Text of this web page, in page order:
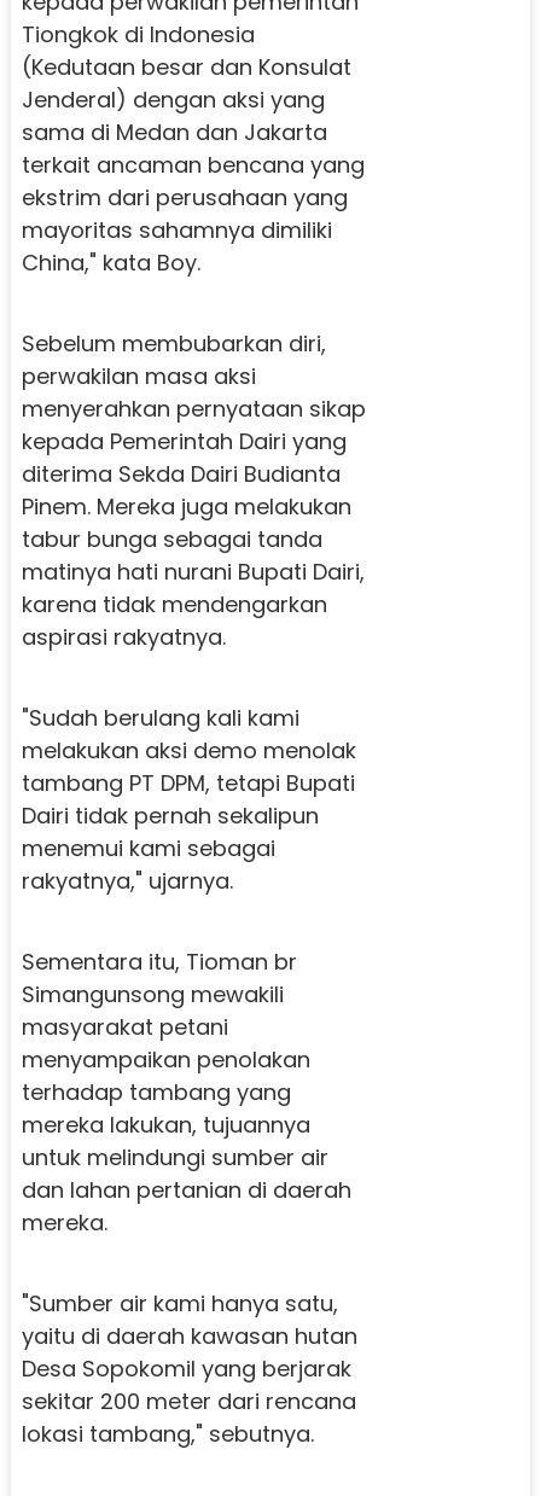
Tiongkok di Indonesia
(Kedutaan besar dan Konsulat
Jenderal) dengan aksi yang
sama di Medan dan Jakarta
terkait ancaman bencana yang
ekstrim dari perusahaan yang
mayoritas sahamnya dimiliki
China," kata Boy.
Sebelum membubarkan diri,
perwakilan masa aksi
menyerahkan pernyataan sikap
kepada Pemerintah Dairi yang
diterima Sekda Dairi Budianta
Pinem. Mereka juga melakukan
tabur bunga sebagai tanda
matinya hati nurani Bupati Dairi,
karena tidak mendengarkan
aspirasi rakyatnya.
"Sudah berulang kali kami
melakukan aksi demo menolak
tambang PT DPM, tetapi Bupati
Dairi tidak pernah sekalipun
menemui kami sebagai
rakyatnya," ujarnya.
Sementara itu, Tioman br
Simangunsong mewakili
masyarakat petani
menyampaikan penolakan
terhadap tambang yang
mereka lakukan, tujuannya
untuk melindungi sumber air
dan lahan pertanian di daerah
mereka.
"Sumber air kami hanya satu,
yaitu di daerah kawasan hutan
Desa Sopokomil yang berjarak
sekitar 200 meter dari rencana
lokasi tambang," sebutnya.